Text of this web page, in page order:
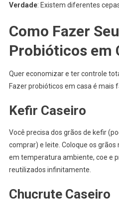
Verdade: Existem diferentes
Como Fazer
Probióticos em
Quer economizar e ter controle
Fazer probióticos em casa é mais
Kefir Caseiro
Você precisa dos grãos de kefir
comprar) e leite. Coloque os
em temperatura ambiente, coe e
reutilizados infinitamente.
Chucrute Caseiro